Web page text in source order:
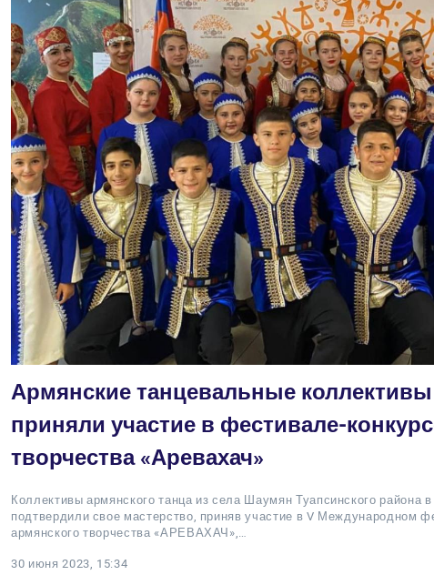
Армянские танцевальные
приняли участие в фестивале-
творчества «Аревахач»
Коллективы армянского танца из села Шаумян Туапсинского района
подтвердили свое мастерство, приняв участие в V Международном
армянского творчества «АРЕВАХАЧ»,…
30 июня 2023, 15:34